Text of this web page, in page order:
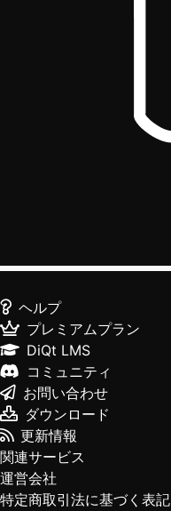
ヘルプ
プレミアムプラン
DiQt LMS
コミュニティ
お問い合わせ
ダウンロード
更新情報
関連サービス
運営会社
特定商取引法に基づく表記